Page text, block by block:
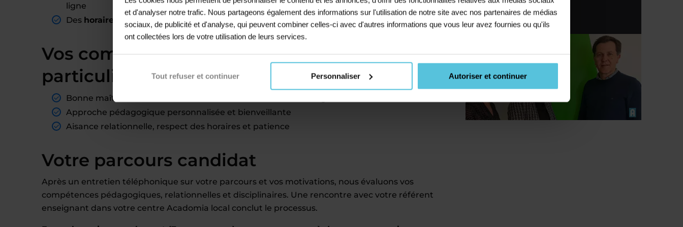
et d'analyser notre trafic. Nous partageons également des informations sur l'utilisation de notre site avec nos partenaires de médias
sociaux, de publicité et d'analyse, qui peuvent combiner celles-ci avec d'autres informations que vous leur avez fournies ou qu'ils
ont collectées lors de votre utilisation de leurs services.
Tout refuser et continuer Personnaliser Autoriser et continuer
ligne
Des horaires adaptables , compatibles avec un autre emploi
Vos compétences clés comme professeur
particulier
Bonne maîtrise des contenus scolaires selon les niveaux enseignés
Approche pédagogique personnalisée et bienveillante
Aisance relationnelle, respect des horaires et patience
Votre parcours candidat
Après un entretien téléphonique sur votre parcours et vos motivations, nous évaluons vos
compétences pédagogiques, relationnelles et disciplinaires. Une rencontre avec votre référent
enseignant dans votre centre Acadomia local conclut le processus.
09 72 72 83 83